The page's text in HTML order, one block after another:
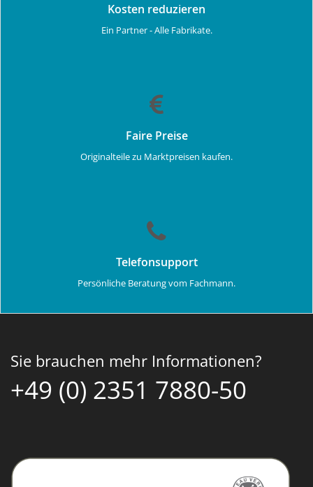
Kosten reduzieren
Ein Partner - Alle Fabrikate.
Faire Preise
Originalteile zu Marktpreisen kaufen.
Telefonsupport
Persönliche Beratung vom Fachmann.
Sie brauchen mehr Informationen?
+49 (0) 2351 7880-50